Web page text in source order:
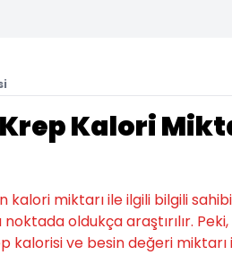
Kalori
miktarı ile ilgili bilgili
oldukça araştırılır.
kalorisi ve besin değeri miktarı